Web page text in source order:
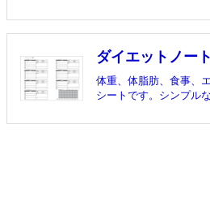
ダイエットノー
体重、体脂肪、食事、
シートです。シンプル